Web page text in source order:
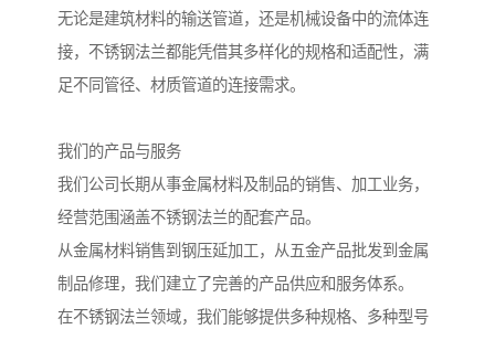
无论是建筑材料的输送管道，还是机械设备中的流体连
接，不锈钢法兰都能凭借其多样化的规格和适配性，满
足不同管径、材质管道的连接需求。
我们的产品与服务
我们公司长期从事金属材料及制品的销售、加工业务，
经营范围涵盖不锈钢法兰的配套产品。
从金属材料销售到钢压延加工，从五金产品批发到金属
制品修理，我们建立了完善的产品供应和服务体系。
在不锈钢法兰领域，我们能够提供多种规格、多种型号